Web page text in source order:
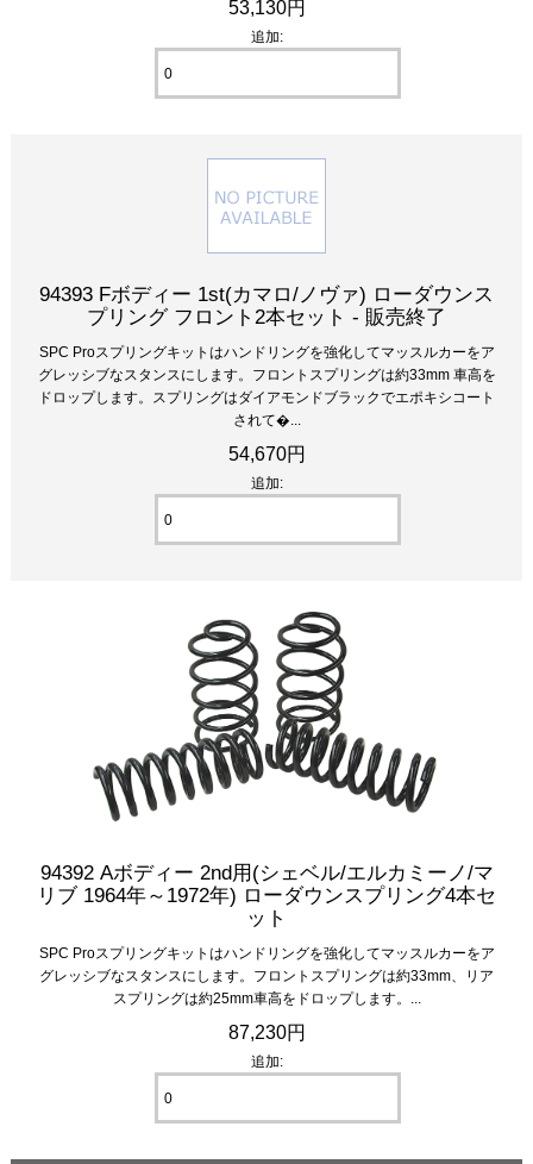
53,130円
追加:
94393 Fボディー 1st(カマロ/ノヴァ) ローダウンス
プリング フロント2本セット - 販売終了
SPC Proスプリングキットはハンドリングを強化してマッスルカーをア
グレッシブなスタンスにします。フロントスプリングは約33mm 車高を
ドロップします。スプリングはダイアモンドブラックでエポキシコート
されて�...
54,670円
追加:
94392 Aボディー 2nd用(シェベル/エルカミーノ/マ
リブ 1964年～1972年) ローダウンスプリング4本セ
ット
SPC Proスプリングキットはハンドリングを強化してマッスルカーをア
グレッシブなスタンスにします。フロントスプリングは約33mm、リア
スプリングは約25mm車高をドロップします。...
87,230円
追加: